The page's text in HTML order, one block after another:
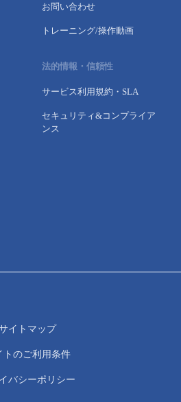
お問い合わせ
トレーニング/操作動画
法的情報・信頼性
サービス利用規約・SLA
セキュリティ&コンプライア
ンス
イトマップ
トのご利用条件
バシーポリシー